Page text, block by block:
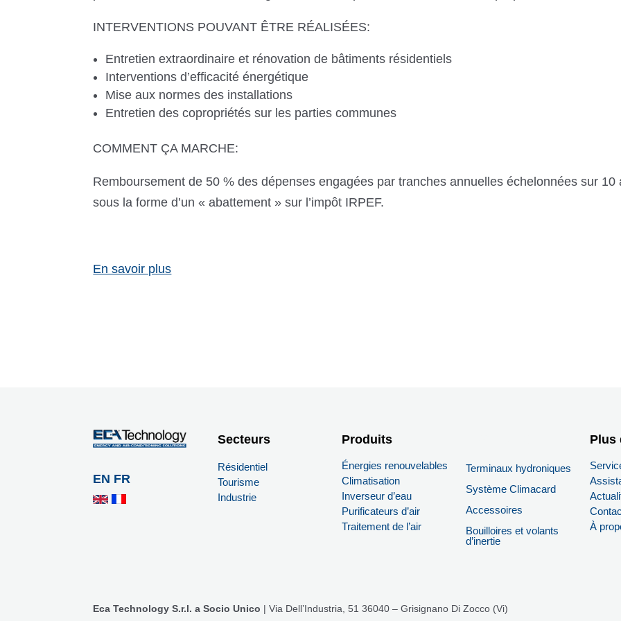
INTERVENTIONS POUVANT ÊTRE RÉALISÉES:
Entretien extraordinaire et rénovation de bâtiments résidentiels
Interventions d’efficacité énergétique
Mise aux normes des installations
Entretien des copropriétés sur les parties communes
COMMENT ÇA MARCHE:
Remboursement de 50 % des dépenses engagées par tranches annuelles échelonnées sur 10
sous la forme d’un « abattement » sur l’impôt IRPEF.
En savoir plus
EN FR
Secteurs
Résidentiel
Tourisme
Industrie
Produits
Énergies renouvelables
Climatisation
Inverseur d’eau
Purificateurs d’air
Traitement de l’air
Terminaux hydroniques
Système Climacard
Accessoires
Bouilloires et volants
d’inertie
Plus
À
Eca Technology S.r.l. a Socio Unico | Via Dell’Industria, 51 36040 – Grisignano Di Zocco (Vi)